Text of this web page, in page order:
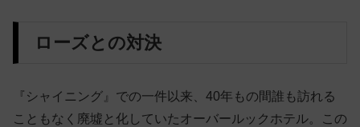
ローズとの対決
『シャイニング』での一件以来、40年もの間誰も訪れる
こともなく廃墟と化していたオーバールックホテル。この